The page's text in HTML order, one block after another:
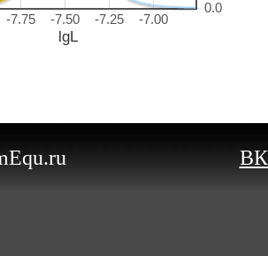
-7.75 -7.50 -7.25 -7.00
0.0
lgL